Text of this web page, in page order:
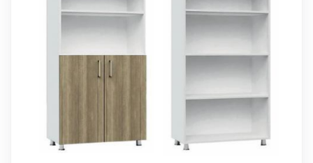
WhatsApp Sipariş